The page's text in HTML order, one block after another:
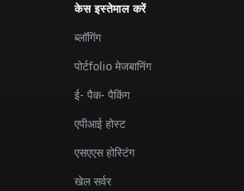
केस इस्तेमाल करें
ब्लॉगिंग
पोर्टfolio मेजबानिंग
ई- पैक- पैकिंग
एपीआई होस्ट
एसएएस होस्टिंग
खेल सर्वर